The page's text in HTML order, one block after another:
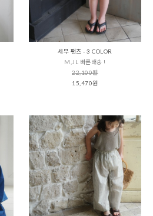
세부 팬츠 - 3 COLOR
M,JL 빠른배송 !
22,100원
15,470원